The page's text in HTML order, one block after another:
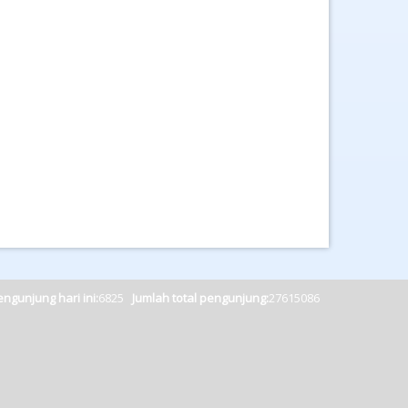
hari ini:6825 Jumlah total pengunjung:27615086